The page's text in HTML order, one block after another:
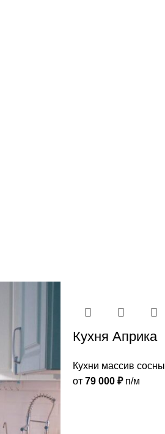
Кухня Априка
Кухни массив сосны
от 79 000 ₽п/м